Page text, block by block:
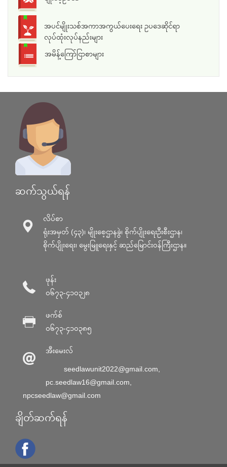
အပင်မျိုးသစ်အကာအကွယ်ပေးရေး ဥပဒေဆိုင်ရာ
လုပ်ထုံးလုပ်နည်းများ
အမိန့်ကြော်ငြာစာများ
ဆက်သွယ်ရန်
လိပ်စာ
ရုံးအမှတ် (၄၃)၊ မျိုးစေ့ဌာနခွဲ၊ စိုက်ပျိုးရေးဦးစီးဌာန၊
စိုက်ပျိုးရေး၊ မွေးမြူရေးနှင့် ဆည်မြောင်း၀န်ကြီးဌာန။
ဖုန်း
၀၆၇၃-၄၁၀၃၂၈
ဖက်စ်
၀၆၇၃-၄၁၀၃၈၅
အီးမေးလ်
seedlawunit2022@gmail.com,
pc.seedlaw16@gmail.com,
npcseedlaw@gmail.com
ချိတ်ဆက်ရန်